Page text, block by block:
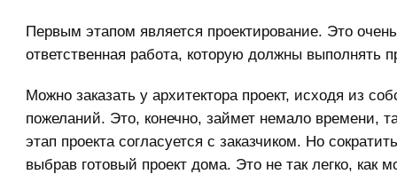
Первым этапом является проектирование. Это
ответственная работа, которую должны выполнять
Можно заказать у архитектора проект, исходя из
пожеланий. Это, конечно, займет немало времени,
этап проекта согласуется с заказчиком. Но
выбрав готовый проект дома. Это не так легко, как